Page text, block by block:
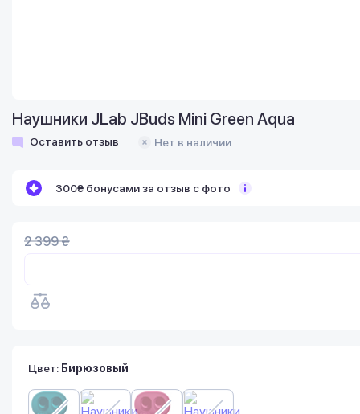
Наушники JLab JBuds Mini Green Aqua
Оставить отзыв Нет в наличии
300₴ бонусами за отзыв с фото
2 399 ₴
Цвет: Бирюзовый